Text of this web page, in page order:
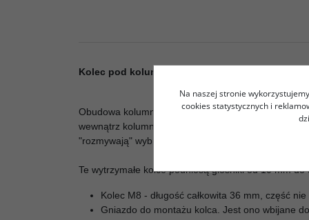
Kolec pod kolumnę głośnikową, czarny, M8/
Obudowa kolumny głośnikowej drży w czasie
wewnątrz kolumny. Gdy kolumna stoi bezpośrednio
"rozmywają" wybrzmiewanie basu. Im głośniej
Te wytrzymałe kolce podniosą głośniki od 10 mm
Kolec M8 - długość całkowita 36 mm, część
Gniazdo do montażu kolca. Jest ono wbijane
Na naszej stronie
cookies statystycznych i